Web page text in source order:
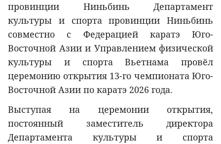
провинции Ниньбинь Департамент
культуры и спорта провинции Ниньбинь
совместно с Федерацией каратэ Юго-
Восточной Азии и Управлением физической
культуры и спорта Вьетнама провёл
церемонию открытия 13-го чемпионата Юго-
Восточной Азии по каратэ 2026 года.
Выступая на церемонии открытия,
постоянный заместитель директора
Департамента культуры и спорта